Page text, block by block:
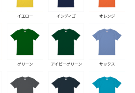
イエロー インディゴ オレンジ
グリーン アイビーグリーン サックス